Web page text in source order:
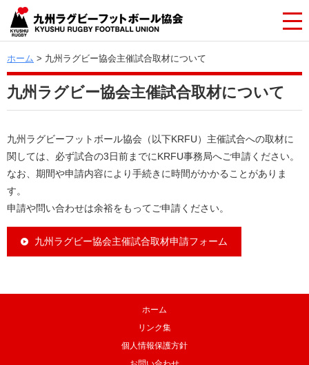
ホーム > 九州ラグビー協会主催試合取材について
九州ラグビー協会主催試合取材について
九州ラグビーフットボール協会（以下KRFU）主催試合への取材に
関しては、必ず試合の3日前までにKRFU事務局へご申請ください。
なお、期間や申請内容により手続きに時間がかかることがありま
す。
申請や問い合わせは余裕をもってご申請ください。
九州ラグビー協会主催試合取材申請フォーム
ホーム
リンク集
個人情報保護方針